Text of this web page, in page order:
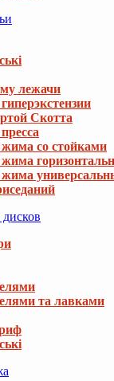
лежачи
Скотта
со стойками
та лавками